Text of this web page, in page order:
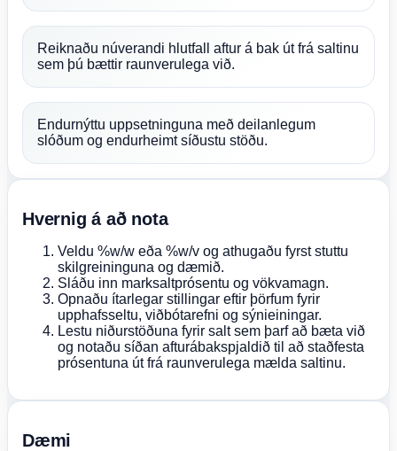
Reiknaðu núverandi hlutfall aftur á bak út frá saltinu
sem þú bættir raunverulega við.
Endurnýttu uppsetninguna með deilanlegum
slóðum og endurheimt síðustu stöðu.
Hvernig á að nota
Veldu %w/w eða %w/v og athugaðu fyrst stuttu
skilgreininguna og dæmið.
Sláðu inn marksaltprósentu og vökvamagn.
Opnaðu ítarlegar stillingar eftir þörfum fyrir
upphafsseltu, viðbótarefni og sýnieiningar.
Lestu niðurstöðuna fyrir salt sem þarf að bæta við
og notaðu síðan afturábakspjaldið til að staðfesta
prósentuna út frá raunverulega mælda saltinu.
Dæmi